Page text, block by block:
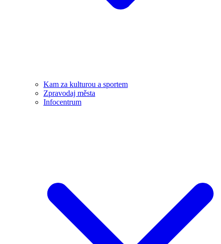
Kam za kulturou a sportem
Zpravodaj města
Infocentrum